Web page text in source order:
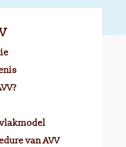
van AVV